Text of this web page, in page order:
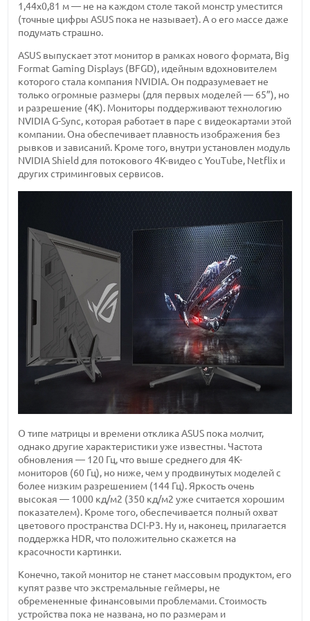
1,44х0,81 м — не на каждом столе такой монстр уместится
(точные цифры ASUS пока не называет). А о его массе даже
подумать страшно.
ASUS выпускает этот монитор в рамках нового формата, Big
Format Gaming Displays (BFGD), идейным вдохновителем
которого стала компания NVIDIA. Он подразумевает не
только огромные размеры (для первых моделей — 65”), но
и разрешение (4К). Мониторы поддерживают технологию
NVIDIA G-Sync, которая работает в паре с видеокартами этой
компании. Она обеспечивает плавность изображения без
рывков и зависаний. Кроме того, внутри установлен модуль
NVIDIA Shield для потокового 4К-видео с YouTube, Netflix и
других стриминговых сервисов.
О типе матрицы и времени отклика ASUS пока молчит,
однако другие характеристики уже известны. Частота
обновления — 120 Гц, что выше среднего для 4К-
мониторов (60 Гц), но ниже, чем у продвинутых моделей с
более низким разрешением (144 Гц). Яркость очень
высокая — 1000 кд/м2 (350 кд/м2 уже считается хорошим
показателем). Кроме того, обеспечивается полный охват
цветового пространства DCI-P3. Ну и, наконец, прилагается
поддержка HDR, что положительно скажется на
красочности картинки.
Конечно, такой монитор не станет массовым продуктом, его
купят разве что экстремальные геймеры, не
обремененные финансовыми проблемами. Стоимость
устройства пока не названа, но по размерам и